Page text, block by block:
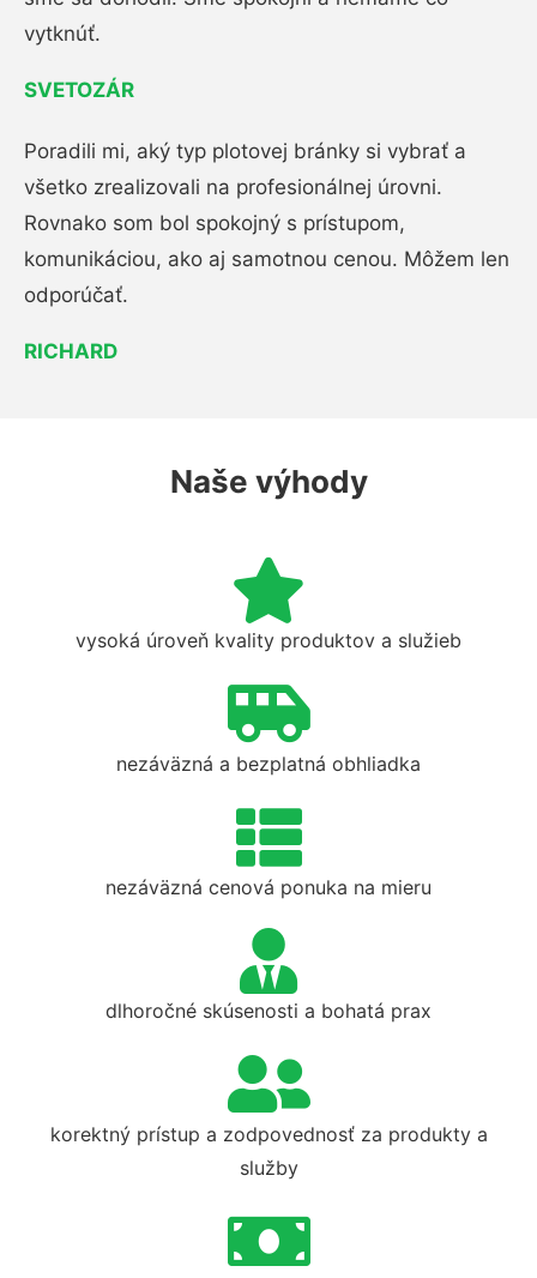
vytknúť.
SVETOZÁR
Poradili mi, aký typ plotovej bránky si vybrať a
všetko zrealizovali na profesionálnej úrovni.
Rovnako som bol spokojný s prístupom,
komunikáciou, ako aj samotnou cenou. Môžem len
odporúčať.
RICHARD
Naše výhody
vysoká úroveň kvality produktov a služieb
nezáväzná a bezplatná obhliadka
nezáväzná cenová ponuka na mieru
dlhoročné skúsenosti a bohatá prax
korektný prístup a zodpovednosť za produkty a
služby